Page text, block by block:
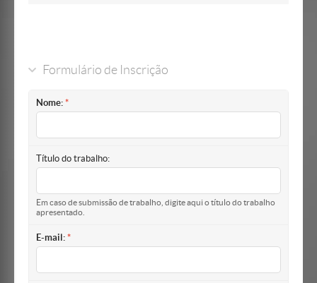
Formulário de Inscrição
Nome:
Título do trabalho:
Em caso de submissão de trabalho, digite aqui o título do trabalho
apresentado.
E-mail: